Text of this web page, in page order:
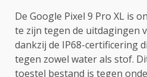
De Google Pixel 9 Pro XL is
te zijn tegen de uitdagingen
dankzij de IP68-certificering
tegen zowel water als stof.
toestel bestand is tegen